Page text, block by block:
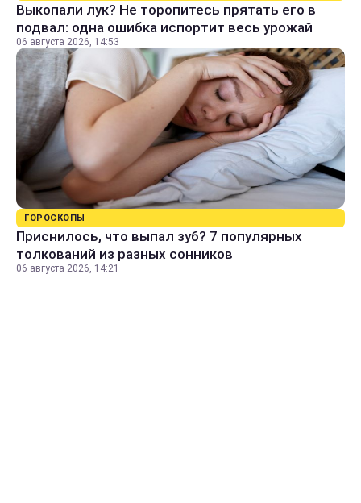
Выкопали лук? Не торопитесь прятать его в
подвал: одна ошибка испортит весь урожай
06 августа 2026, 14:53
ГОРОСКОПЫ
Приснилось, что выпал зуб? 7 популярных
толкований из разных сонников
06 августа 2026, 14:21